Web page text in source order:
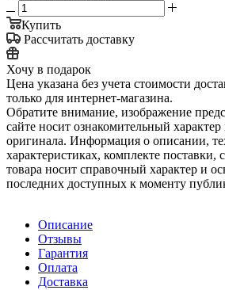
Купить
Рассчитать доставку
Хочу в подарок
Цена указана без учета стоимости
только для интернет-магазина.
Обратите внимание, изображение
сайте носит ознакомительный
оригинала. Информация о описании,
характеристиках, комплекте поставки,
товара носит справочный характер и
последних доступных к моменту
Описание
Отзывы
Гарантия
Оплата
Доставка